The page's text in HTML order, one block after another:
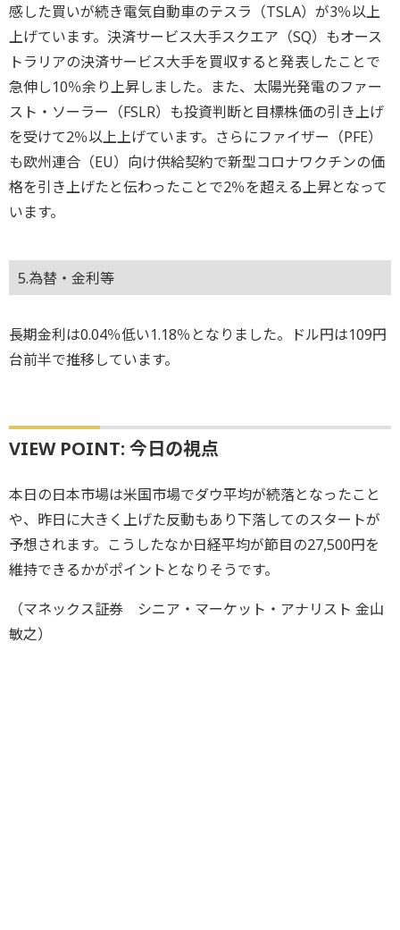
感した買いが続き電気自動車のテスラ（TSLA）が3％以上
上げています。決済サービス大手スクエア（SQ）もオース
トラリアの決済サービス大手を買収すると発表したことで
急伸し10％余り上昇しました。また、太陽光発電のファー
スト・ソーラー（FSLR）も投資判断と目標株価の引き上げ
を受けて2％以上上げています。さらにファイザー（PFE）
も欧州連合（EU）向け供給契約で新型コロナワクチンの価
格を引き上げたと伝わったことで2％を超える上昇となって
います。
5.為替・金利等
長期金利は0.04％低い1.18％となりました。ドル円は109円
台前半で推移しています。
VIEW POINT: 今日の視点
本日の日本市場は米国市場でダウ平均が続落となったこと
や、昨日に大きく上げた反動もあり下落してのスタートが
予想されます。こうしたなか日経平均が節目の27,500円を
維持できるかがポイントとなりそうです。
（マネックス証券 シニア・マーケット・アナリスト 金山
敏之）